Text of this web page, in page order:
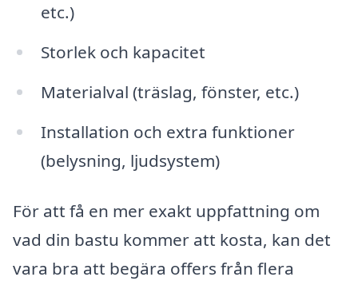
etc.)
Storlek och kapacitet
Materialval (träslag, fönster, etc.)
Installation och extra funktioner
(belysning, ljudsystem)
För att få en mer exakt uppfattning om
vad din bastu kommer att kosta, kan det
vara bra att begära offers från flera